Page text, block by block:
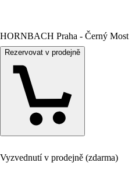
HORNBACH Praha - Černý Most
Rezervovat v prodejně
Vyzvednutí v prodejně (zdarma)